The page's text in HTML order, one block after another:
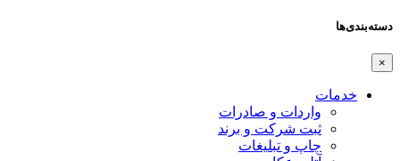
دسته‌بندی‌ها
×
خدمات
واردات و صادرات
ثبت شرکت و برند
چاپ و تبلیغات